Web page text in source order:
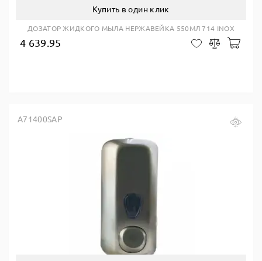
Купить в один клик
ДОЗАТОР ЖИДКОГО МЫЛА НЕРЖАВЕЙКА 550МЛ 714 INOX
4 639.95 В закладки
Сравнить
A71400SAP